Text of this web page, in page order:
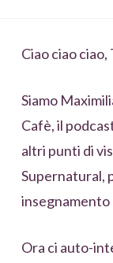
Ciao ciao
Siamo
Cafè, il
altri punti di
Supernatural,
insegnamento
Ora ci auto-